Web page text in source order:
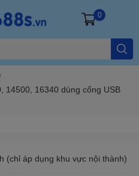
0
14500, 16340 dùng cổng USB
(chỉ áp dụng khu vực nội thành)